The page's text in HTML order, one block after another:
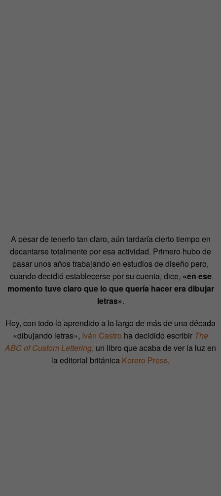
A pesar de tenerlo tan claro, aún tardaría cierto tiempo en
decantarse totalmente por esa actividad. Primero hubo de
pasar unos años trabajando en estudios de diseño pero,
cuando decidió establecerse por su cuenta, dice, «en ese
momento tuve claro que lo que quería hacer era dibujar
letras».
Hoy, con todo lo aprendido a lo largo de más de una década
«dibujando letras», Iván Castro ha decidido escribir The
ABC of Custom Lettering, un libro que acaba de ver la luz en
la editorial británica Korero Press.